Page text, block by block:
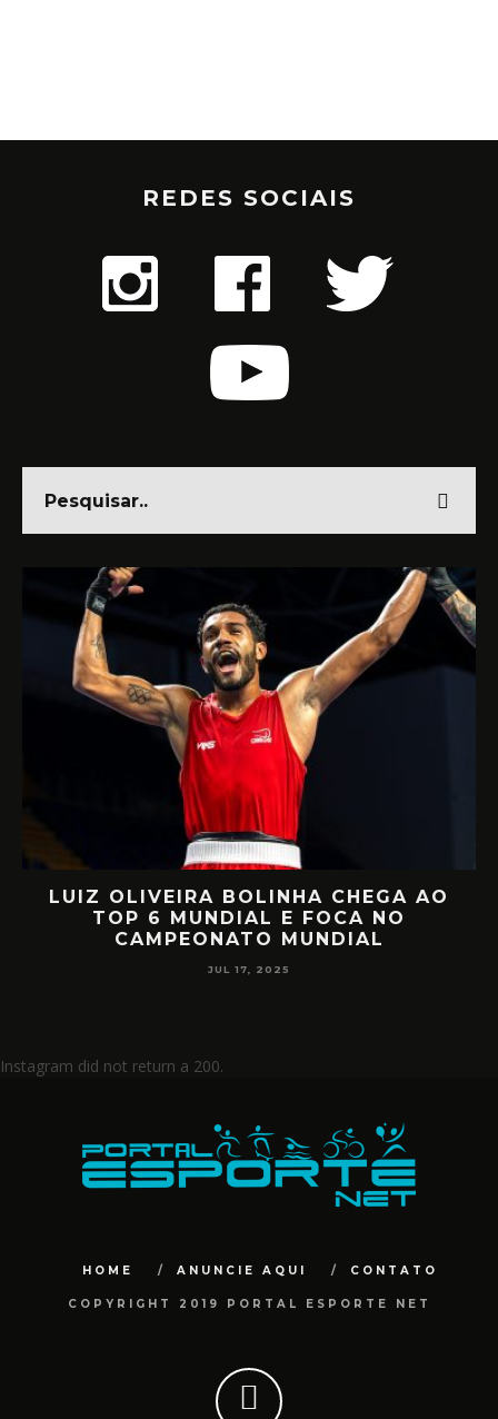
REDES SOCIAIS
BOLINHA CHEGA AO
MUNDIAL E FOCA NO
MUNDIAL
RETORNO
MIILLER E
Instagram did not return a 200.
HOME ANUNCIE AQUI CONTATO
COPYRIGHT 2019 PORTAL ESPORTE NET